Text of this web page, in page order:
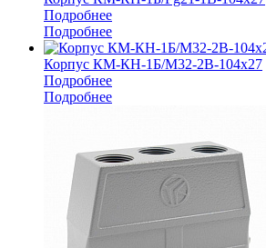
Подробнее
Подробнее
Корпус КМ-КН-1Б/М32-2В-104х27
Подробнее
Подробнее